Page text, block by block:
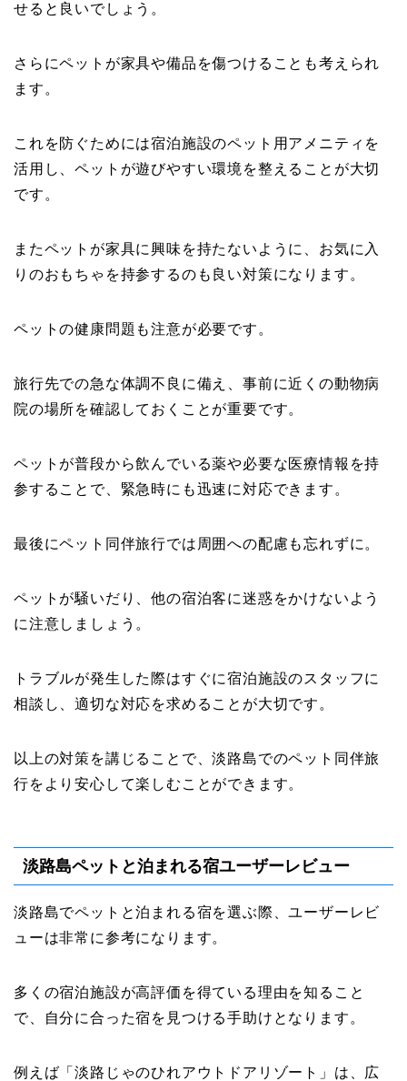
せると良いでしょう。
さらにペットが家具や備品を傷つけることも考えられ
ます。
これを防ぐためには宿泊施設のペット用アメニティを
活用し、ペットが遊びやすい環境を整えることが大切
です。
またペットが家具に興味を持たないように、お気に入
りのおもちゃを持参するのも良い対策になります。
ペットの健康問題も注意が必要です。
旅行先での急な体調不良に備え、事前に近くの動物病
院の場所を確認しておくことが重要です。
ペットが普段から飲んでいる薬や必要な医療情報を持
参することで、緊急時にも迅速に対応できます。
最後にペット同伴旅行では周囲への配慮も忘れずに。
ペットが騒いだり、他の宿泊客に迷惑をかけないよう
に注意しましょう。
トラブルが発生した際はすぐに宿泊施設のスタッフに
相談し、適切な対応を求めることが大切です。
以上の対策を講じることで、淡路島でのペット同伴旅
行をより安心して楽しむことができます。
淡路島ペットと泊まれる宿ユーザーレビュー
淡路島でペットと泊まれる宿を選ぶ際、ユーザーレビ
ューは非常に参考になります。
多くの宿泊施設が高評価を得ている理由を知ること
で、自分に合った宿を見つける手助けとなります。
例えば「淡路じゃのひれアウトドアリゾート」は、広